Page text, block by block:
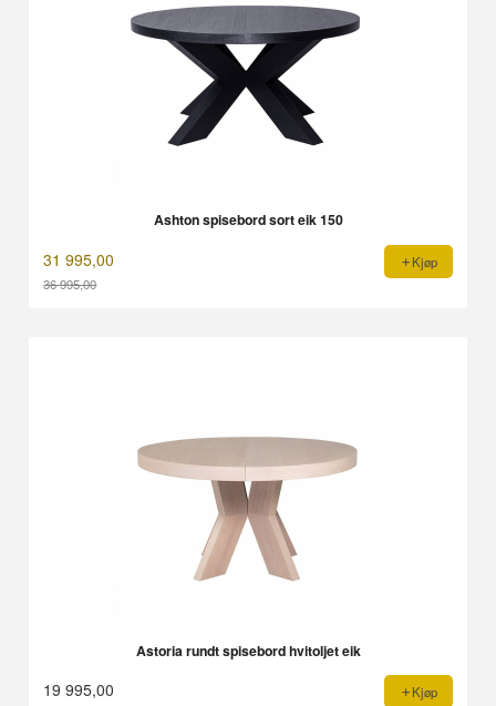
Ashton spisebord sort eik 150
31 995,00
36 995,00
Kjøp
Astoria rundt spisebord hvitoljet eik
19 995,00 Kjøp